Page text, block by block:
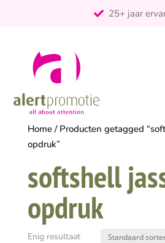
25+ jaar
Home/ Producten getagged
opdruk”
softshell
opdruk
Enig resultaat